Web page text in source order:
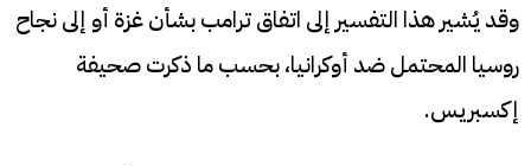
وقد يُشير هذا التفسير إلى اتفاق ترامب بشأن غزة أو إلى نجاح
روسيا المحتمل ضد أوكرانيا، بحسب ما ذكرت صحيفة
إكسبريس.